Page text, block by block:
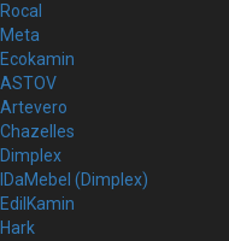
Rocal
Meta
Ecokamin
ASTOV
Artevero
Chazelles
Dimplex
IDaMebel (Dimplex)
EdilKamin
Hark